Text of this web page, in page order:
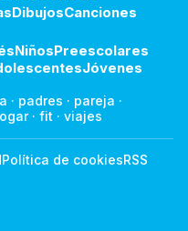
DibujosCanciones
NiñosPreescolares
Jóvenes
· padres · pareja ·
· fit · viajes
Política de cookiesRSS